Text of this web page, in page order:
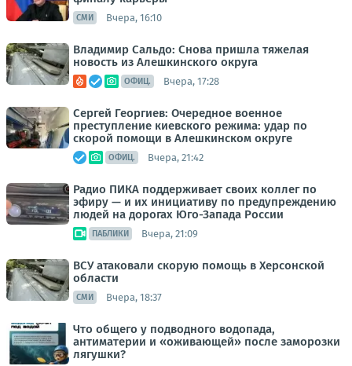
СМИ Вчера, 16:10
Владимир Сальдо: Снова пришла тяжелая
новость из Алешкинского округа
ОФИЦ. Вчера, 17:28
Сергей Георгиев: Очередное военное
преступление киевского режима: удар по
скорой помощи в Алешкинском округе
ОФИЦ. Вчера, 21:42
Радио ПИКА поддерживает своих коллег по
эфиру — и их инициативу по предупреждению
людей на дорогах Юго-Запада России
ПАБЛИКИ Вчера, 21:09
ВСУ атаковали скорую помощь в Херсонской
области
СМИ Вчера, 18:37
Что общего у подводного водопада,
антиматерии и «оживающей» после заморозки
лягушки?